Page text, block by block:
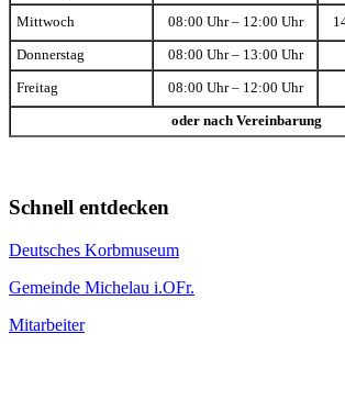
Mittwoch 08:00 Uhr – 12:00 Uhr
Donnerstag 08:00 Uhr – 13:00 Uhr
Freitag 08:00 Uhr – 12:00 Uhr
oder nach Vereinbarung
Schnell entdecken
Deutsches Korbmuseum
Gemeinde Michelau i.OFr.
Mitarbeiter